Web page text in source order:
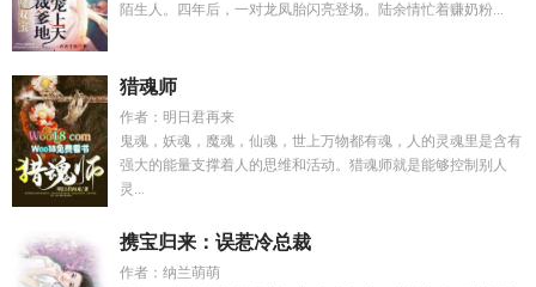
陌生人。四年后，一对龙凤胎闪亮登场。陆余情忙着赚奶粉...
猎魂师
作者：明日君再来
鬼魂，妖魂，魔魂，仙魂，世上万物都有魂，人的灵魂里是含有
强大的能量支撑着人的思维和活动。猎魂师就是能够控制别人
灵...
携宝归来：误惹冷总裁
作者：纳兰萌萌